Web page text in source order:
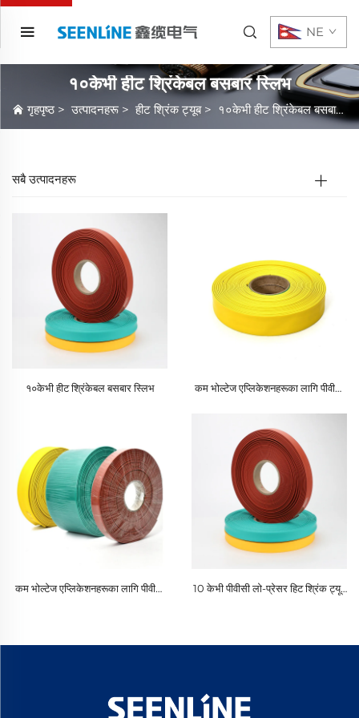
NE
१०केभी हीट श्रिंकेबल बसबार स्लिभ
गृहपृष्ठ >उत्पादनहरू >हीट श्रिंक ट्यूब> १०केभी हीट श्रिंकेबल बसबार स्लिभ
सबै उत्पादनहरू
१०केभी हीट श्रिंकेबल बसबार स्लिभ
कम भोल्टेज एप्लिकेशनहरूका लागि पीवीसी
कम भोल्टेज एप्लिकेशनहरूका लागि पीवीसी
10 केभी पीवीसी लो-प्रेसर हिट श्रिंक ट्यूब